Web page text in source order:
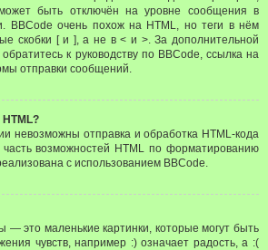
быть отключён на уровне сообщения в
BBCode очень похож на HTML, но теги в нём
скобки [ и ], а не в < и >. За дополнительной
к руководству по BBCode, ссылка на
отправки сообщений.
невозможны отправка и обработка HTML-кода
возможностей HTML по форматированию
с использованием BBCode.
— это маленькие картинки, которые могут быть
чувств, например :) означает радость, а :(